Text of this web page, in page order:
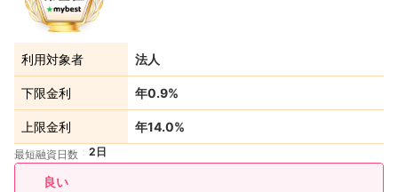
利用対象者 法人
下限金利 年0.9%
上限金利 年14.0%
最短融資日数 2日
良い